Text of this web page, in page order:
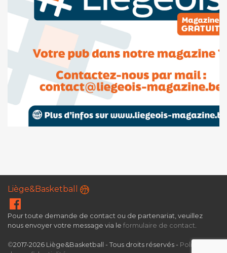
Liège&Basketball
Pour toute demande de contact ou de partenariat, veuillez
nous envoyer votre message via le formulaire de contact.
©2017-2026 Liège&Basketball - Tous droits réservés - Politique